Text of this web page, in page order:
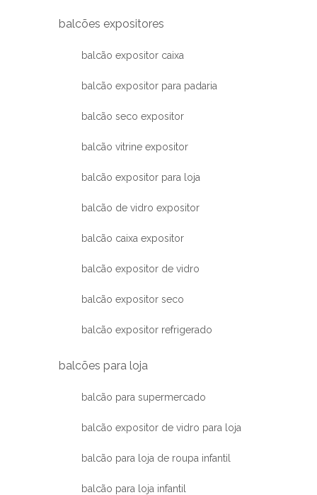
balcões expositores
balcão expositor caixa
balcão expositor para padaria
balcão seco expositor
balcão vitrine expositor
balcão expositor para loja
balcão de vidro expositor
balcão caixa expositor
balcão expositor de vidro
balcão expositor seco
balcão expositor refrigerado
balcões para loja
balcão para supermercado
balcão expositor de vidro para loja
balcão para loja de roupa infantil
balcão para loja infantil